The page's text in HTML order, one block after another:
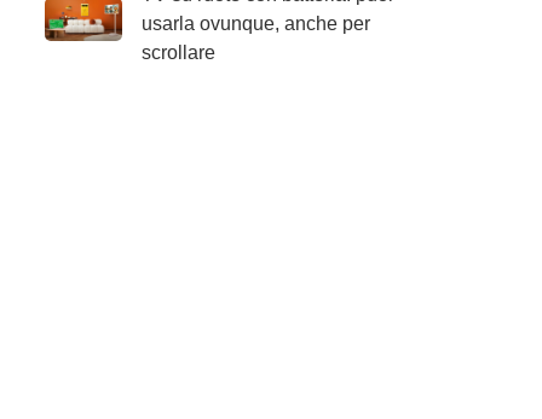
usarla ovunque, anche per
scrollare